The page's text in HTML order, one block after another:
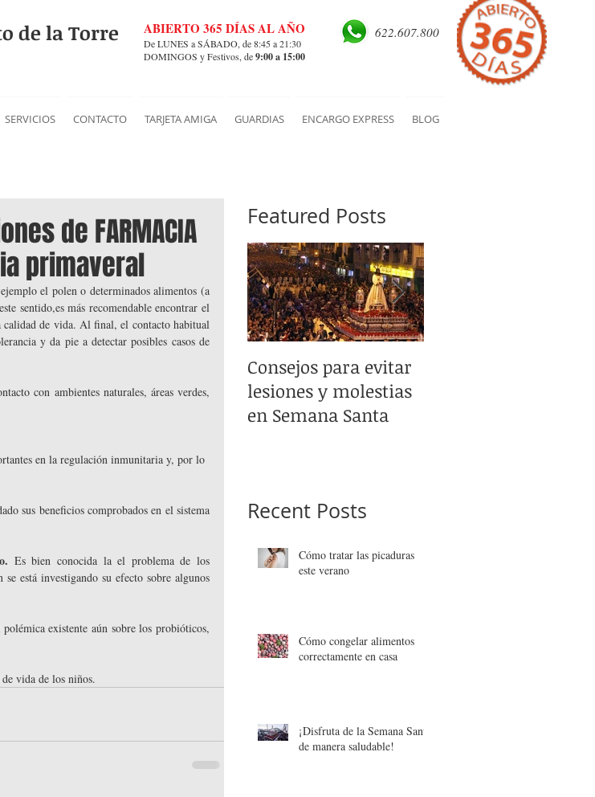
de la Torre ABIERTO 365 DÍAS AL AÑO
De LUNES a SÁBADO, de 8:45 a 21:30
DOMINGOS y Festivos, de9:00 a 15:00
622.607.800
SERVICIOS CONTACTO TARJETA AMIGA GUARDIAS ENCARGO EXPRESS BLOG
de FARMACIA
primaveral
el polen o determinados alimentos (a
sentido,es más recomendable encontrar el
calidad de vida. Al final, el contacto habitual
y da pie a detectar posibles casos de
con ambientes naturales, áreas verdes,
en la regulación inmunitaria y, por lo
sus beneficios comprobados en el sistema
Es bien conocida la el problema de los
está investigando su efecto sobre algunos
existente aún sobre los probióticos,
vida de los niños.
Featured Posts
Consejos para evitar
lesiones y molestias
en Semana Santa
Recent Posts
Cómo tratar las picaduras
este verano
Cómo congelar alimentos
correctamente en casa
¡Disfruta de la Semana Santa
de manera saludable!